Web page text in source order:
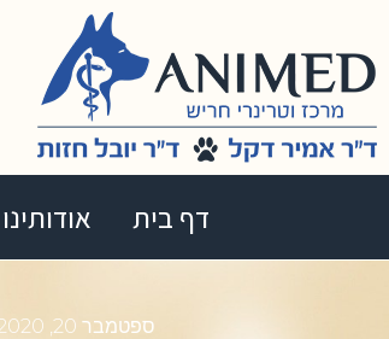
דף בית אודותינו
ספטמבר 20, 2020